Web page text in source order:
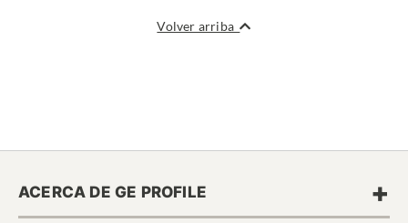
Volver arriba
ACERCA DE GE PROFILE +